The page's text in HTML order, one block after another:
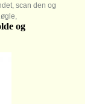
scan den og
og